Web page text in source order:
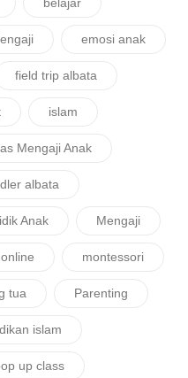
belajar
emosi anak
field trip albata
islam
Mengaji Anak
albata
Anak Mengaji
montessori
tua Parenting
islam
up class